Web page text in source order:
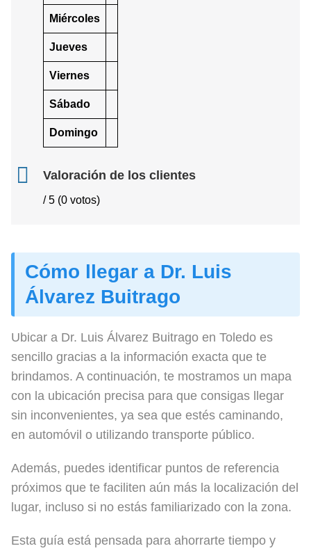
Miércoles
Jueves
Viernes
Sábado
Domingo
Valoración de los clientes
/ 5 (0 votos)
Cómo llegar a Dr. Luis
Álvarez Buitrago
Ubicar a Dr. Luis Álvarez Buitrago en Toledo es
sencillo gracias a la información exacta que te
brindamos. A continuación, te mostramos un mapa
con la ubicación precisa para que consigas llegar
sin inconvenientes, ya sea que estés caminando,
en automóvil o utilizando transporte público.
Además, puedes identificar puntos de referencia
próximos que te faciliten aún más la localización del
lugar, incluso si no estás familiarizado con la zona.
Esta guía está pensada para ahorrarte tiempo y